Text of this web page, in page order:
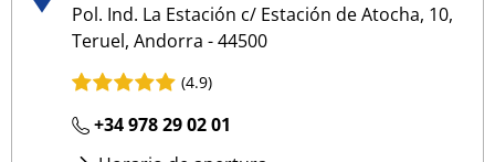
Pol. Ind. La Estación c/ Estación de Atocha, 10,
Teruel, Andorra - 44500
(4.9)
+34 978 29 02 01